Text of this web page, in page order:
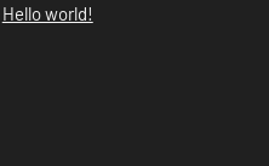
Hello world!